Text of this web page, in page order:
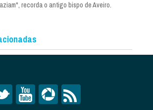
recorda o antigo bispo de Aveiro.